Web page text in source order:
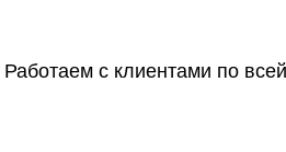
с клиентами по